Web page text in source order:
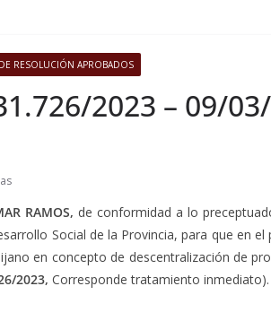
RESOLUCIÓN APROBADOS
2023 – 09/
RAMOS, de conformidad a lo
Social de la Provincia, para que en
en concepto de descentralización de
2023, Corresponde tratamiento inmediato).